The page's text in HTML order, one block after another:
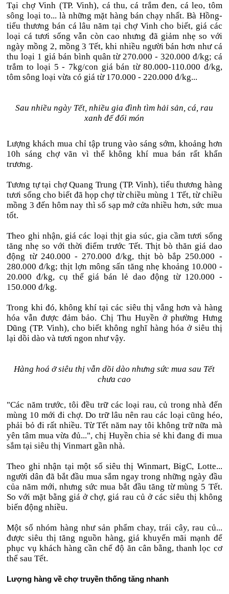
Tại chợ Vinh (TP. Vinh), cá thu, cá trắm đen, cá leo, tôm
sông loại to... là những mặt hàng bán chạy nhất. Bà Hồng-
tiểu thương bán cá lâu năm tại chợ Vinh cho biết, giá các
loại cá tươi sống vẫn còn cao nhưng đã giảm nhẹ so với
ngày mồng 2, mồng 3 Tết, khi nhiều người bán hơn như cá
thu loại 1 giá bán bình quân từ 270.000 - 320.000 đ/kg; cá
trắm to loại 5 - 7kg/con giá bán từ 80.000-110.000 đ/kg,
tôm sông loại vừa có giá từ 170.000 - 220.000 đ/kg...
Sau nhiều ngày Tết, nhiều gia đình tìm hải sản, cá, rau
xanh để đổi món
Lượng khách mua chỉ tập trung vào sáng sớm, khoảng hơn
10h sáng chợ vãn vì thế không khí mua bán rất khẩn
trương.
Tương tự tại chợ Quang Trung (TP. Vinh), tiểu thương hàng
tươi sống cho biết đã họp chợ từ chiều mùng 1 Tết, từ chiều
mồng 3 đến hôm nay thì số sạp mở cửa nhiều hơn, sức mua
tốt.
Theo ghi nhận, giá các loại thịt gia súc, gia cầm tươi sống
tăng nhẹ so với thời điểm trước Tết. Thịt bò thăn giá dao
động từ 240.000 - 270.000 đ/kg, thịt bò bắp 250.000 -
280.000 đ/kg; thịt lợn mông sấn tăng nhẹ khoảng 10.000 -
20.000 đ/kg, cụ thể giá bán lẻ dao động từ 120.000 -
150.000 đ/kg.
Trong khi đó, không khí tại các siêu thị vắng hơn và hàng
hóa vẫn được đảm bảo. Chị Thu Huyền ở phường Hưng
Dũng (TP. Vinh), cho biết không nghĩ hàng hóa ở siêu thị
lại dồi dào và tươi ngon như vậy.
Hàng hoá ở siêu thị vẫn dồi dào nhưng sức mua sau Tết
chưa cao
"Các năm trước, tôi đều trữ các loại rau, củ trong nhà đến
mùng 10 mới đi chợ. Do trữ lâu nên rau các loại cũng héo,
phải bỏ đi rất nhiều. Từ Tết năm nay tôi không trữ nữa mà
yên tâm mua vừa đủ...", chị Huyền chia sẻ khi đang đi mua
sắm tại siêu thị Vinmart gần nhà.
Theo ghi nhận tại một số siêu thị Winmart, BigC, Lotte...
người dân đã bắt đầu mua sắm ngay trong những ngày đầu
của năm mới, nhưng sức mua bắt đầu tăng từ mùng 5 Tết.
So với mặt bằng giá ở chợ, giá rau củ ở các siêu thị không
biến động nhiều.
Một số nhóm hàng như sản phẩm chay, trái cây, rau củ...
được siêu thị tăng nguồn hàng, giá khuyến mãi mạnh để
phục vụ khách hàng cần chế độ ăn cân bằng, thanh lọc cơ
thể sau Tết.
Lượng hàng về chợ truyền thống tăng nhanh